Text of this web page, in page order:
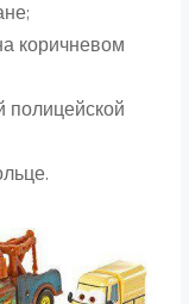
коричневом
полицейской